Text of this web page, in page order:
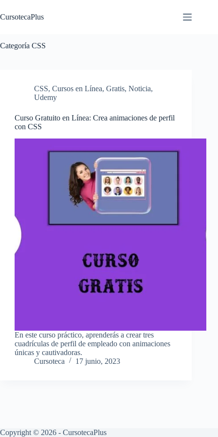
al
contenido
CursotecaPlus
Categoría CSS
CSS, Cursos en Línea, Gratis, Noticia,
Udemy
Curso Gratuito en Línea: Crea animaciones de perfil
con CSS
En este curso práctico, aprenderás a crear tres
cuadrículas de perfil de empleado con animaciones
únicas y cautivadoras.
Cursoteca
17 junio, 2023
Copyright © 2026 - CursotecaPlus